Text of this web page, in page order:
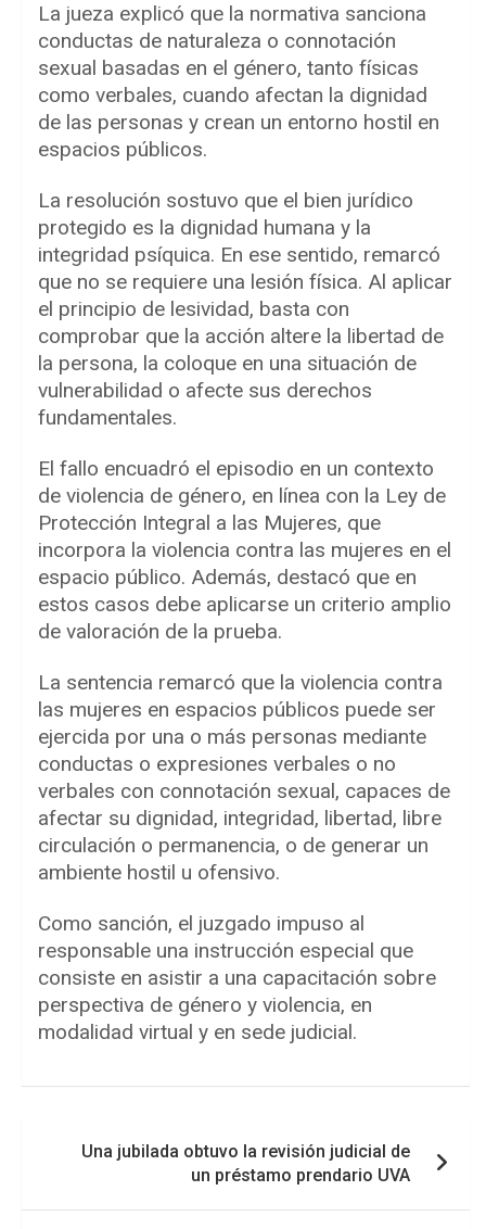
La jueza explicó que la normativa sanciona
conductas de naturaleza o connotación
sexual basadas en el género, tanto físicas
como verbales, cuando afectan la dignidad
de las personas y crean un entorno hostil en
espacios públicos.
La resolución sostuvo que el bien jurídico
protegido es la dignidad humana y la
integridad psíquica. En ese sentido, remarcó
que no se requiere una lesión física. Al aplicar
el principio de lesividad, basta con
comprobar que la acción altere la libertad de
la persona, la coloque en una situación de
vulnerabilidad o afecte sus derechos
fundamentales.
El fallo encuadró el episodio en un contexto
de violencia de género, en línea con la Ley de
Protección Integral a las Mujeres, que
incorpora la violencia contra las mujeres en el
espacio público. Además, destacó que en
estos casos debe aplicarse un criterio amplio
de valoración de la prueba.
La sentencia remarcó que la violencia contra
las mujeres en espacios públicos puede ser
ejercida por una o más personas mediante
conductas o expresiones verbales o no
verbales con connotación sexual, capaces de
afectar su dignidad, integridad, libertad, libre
circulación o permanencia, o de generar un
ambiente hostil u ofensivo.
Como sanción, el juzgado impuso al
responsable una instrucción especial que
consiste en asistir a una capacitación sobre
perspectiva de género y violencia, en
modalidad virtual y en sede judicial.
Una jubilada obtuvo la revisión judicial de
un préstamo prendario UVA